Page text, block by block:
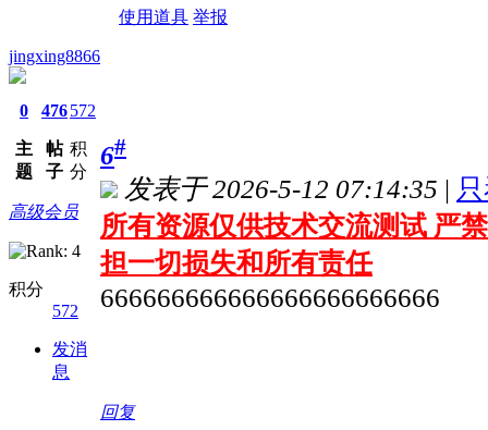
使用道具 举报
jingxing8866
0
主
题
476
帖
子
572
积
分
高级会员
积分
572
发消
息
6#
发表于 2026-5-12 07:14:35 |
所有资源仅供技术交流测试 严
担一切损失和所有责任
666666666666666666666666
回复